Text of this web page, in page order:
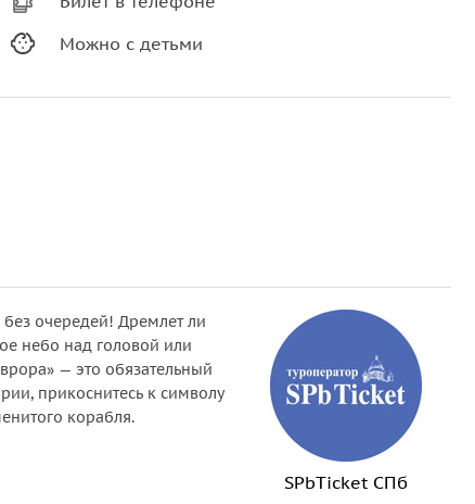
Можно с детьми
очередей! Дремлет ли
небо над головой или
— это обязательный
прикоснитесь к символу
корабля.
SPbTicket СПб